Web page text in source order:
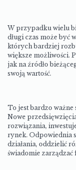
W przypadku wielu
długi czas może być
których bardziej
większe możliwości.
jak na źródło
swoją wartość.
To jest bardzo
Nowe
rozwiązania,
rynek. Odpowiednia
działania, oddzielić
świadomie zarządzać